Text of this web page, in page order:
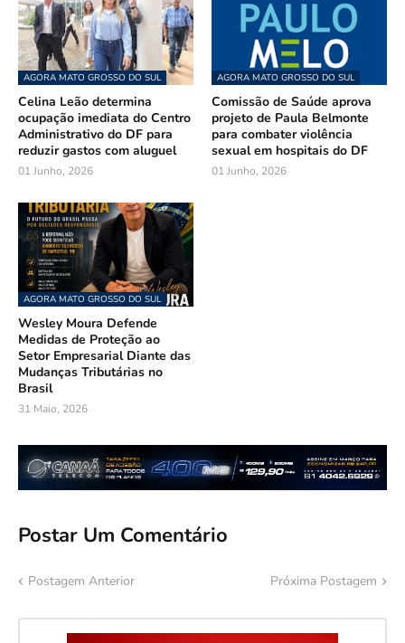
AGORA MATO GROSSO DO SUL
Celina Leão determina
ocupação imediata do Centro
Administrativo do DF para
reduzir gastos com aluguel
01 Junho, 2026
AGORA MATO GROSSO DO SUL
Comissão de Saúde aprova
projeto de Paula Belmonte
para combater violência
sexual em hospitais do DF
01 Junho, 2026
AGORA MATO GROSSO DO SUL
Wesley Moura Defende
Medidas de Proteção ao
Setor Empresarial Diante das
Mudanças Tributárias no
Brasil
31 Maio, 2026
Postar Um Comentário
Postagem Anterior Próxima Postagem